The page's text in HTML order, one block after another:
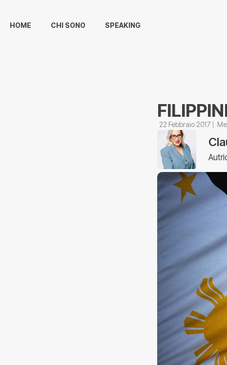
HOME CHI SONO SPEAKING
22 Febbraio 2017